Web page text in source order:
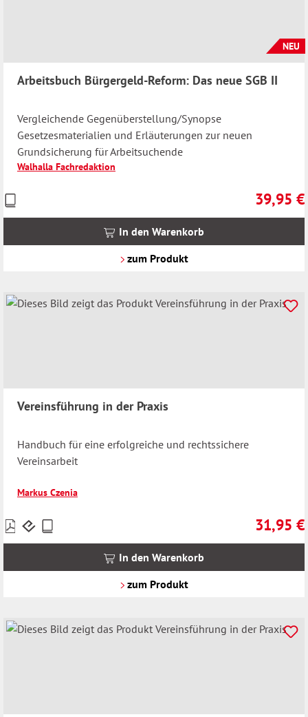
NEU
Arbeitsbuch Bürgergeld-Reform: Das neue SGB II
Vergleichende Gegenüberstellung/Synopse
Gesetzesmaterialien und Erläuterungen zur neuen
Grundsicherung für Arbeitsuchende
Walhalla Fachredaktion
39,95 €
Preise
inkl.
In den Warenkorb
zum Produkt
Vereinsführung in der Praxis
Handbuch für eine erfolgreiche und rechtssichere
Vereinsarbeit
Markus Czenia
31,95 €
Preise
inkl.
In den Warenkorb
zum Produkt